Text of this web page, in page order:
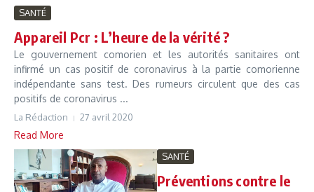
SANTÉ
Appareil Pcr : L’heure de la vérité ?
Le gouvernement comorien et les autorités sanitaires ont
infirmé un cas positif de coronavirus à la partie comorienne
indépendante sans test. Des rumeurs circulent que des cas
positifs de coronavirus ...
La Rédaction 27 avril 2020
Read More
SANTÉ
Préventions contre le